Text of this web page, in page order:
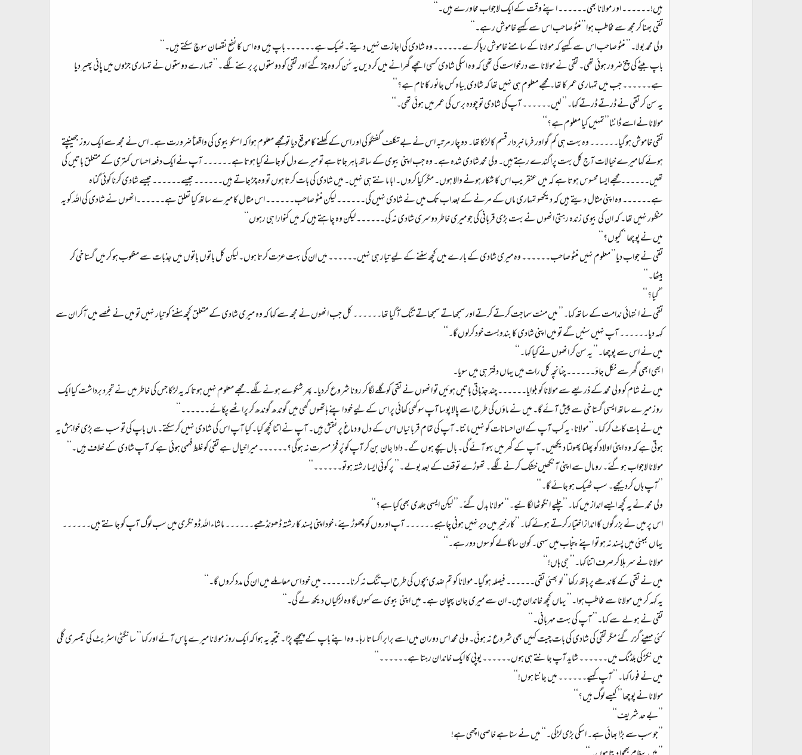
ہیں!۔۔۔۔۔۔ اور مولانا بھی۔۔۔۔۔۔ اپنے وقت کے ایک لاجواب محاورے ہیں۔‘‘
تقی بھنا کر مجھ سے مخاطب ہوا’’منٹو صاحب اس سے کہیے خاموش رہے۔‘‘
ولی محمد بولا۔’’ منٹو صاحب اس سے کہیے کہ مولانا کے سامنے خاموش رہا کرے۔۔۔۔۔۔ وہ شادی کی اجازت نہیں دیتے ۔ٹھیک ہے۔۔۔۔۔۔ باپ ہیں وہ اس کا نفع نقصان سوچ سکتے ہیں۔‘‘
باپ بیٹے کی چخ ضرور ہوئی تھی۔ تقی نے مولانا سے درخواست کی تھی کہ وہ اسکی شادی کسی اچھے گھرانے میں کر دیں یہ سُن کر وہ چڑ گئے اور تقی کو دوستوں پر برسنے لگے۔’’تمہارے دوستوں نے تمہاری جڑوں میں پانی پھیر دیا
ہے۔۔۔۔۔۔ جب میں تمہاری عمر کا تھا۔ مجھے معلوم ہی نہیں تھا کہ شادی بیاہ کس جانور کا نام ہے؟‘‘
یہ سن کر تقی نے ڈرتے ڈرتے کہا۔’’ لیں۔۔۔۔۔۔ آپ کی شادی تو چودہ برس کی عمر میں ہوئی تھی۔‘‘
مولانا نے اسے ڈانٹا’’تمہیں کیا معلوم ہے؟‘‘
تقی خاموش ہوگیا۔۔۔۔۔۔ وہ بہت ہی کم گو اور فرمانبردار قسم کا لڑکا تھا۔ دو چار مرتبہ اس نے بے تکلف گفتگو کی اور اس کے کھلنے کا موقع دیا تو مجھے معلوم ہوا کہ اسکو بیوی کی واقعتاً ضرورت ہے۔ اس نے مجھ سے ایک روز جھینپتے
ہوئے کہا میرے خیالات آج کل بہت پراگندے رہتے ہیں۔ ولی محمد شادی شدہ ہے۔ وہ جب اپنی بیوی کے ساتھ باہر جاتا ہے تو میرے دل کو جانے کیا ہوتا ہے۔۔۔۔۔۔ آپ نے ایک دفعہ احساس کمتری کے متعلق باتیں کی
تھیں۔۔۔۔۔۔ مجھے ایسا محسوس ہوتا ہے کہ میں عنقریب اس کا شکار ہونے والا ہوں۔ مگر کیا کروں۔ ابا مانتے ہی نہیں۔ میں شادی کی بات کرتا ہوں تو وہ چڑ جاتے ہیں۔۔۔۔۔۔ جیسے۔۔۔۔۔۔ جیسے شادی کرنا کوئی گناہ
ہے۔۔۔۔۔۔ وہ اپنی مثال دیتے ہیں کہ دیکھو تمہاری ماں کے مرنے کے بعد اب تک میں نے شادی نہیں کی۔۔۔۔۔۔ لیکن منٹو صاحب۔۔۔۔۔۔ اس مثال کا میرے ساتھ کیا تعلق ہے۔۔۔۔۔۔انھوں نے شادی کی اللہ کو یہ
منظور نہیں تھا۔ کہ ان کی بیوی زندہ رہتی انھوں نے بہت بڑی قربانی کی جو میری خاطر دوسری شادی نہ کی۔۔۔۔۔۔ لیکن وہ چاہتے ہیں کہ میں کنوارا ہی رہوں‘‘
میں نے پوچھا ’’کیوں؟‘‘
تقی نے جواب دیا’’ معلوم نہیں منٹو صاحب۔۔۔۔۔۔ وہ میری شادی کے بارے میں کچھ سننے کے لیے تیار ہی نہیں۔۔۔۔۔۔ میں ان کی بہت عزت کرتا ہوں۔ لیکن کل باتوں باتوں میں جذبات سے مغلوب ہو کر میں گستاخی کر
بیٹھا۔‘‘
’’کیا؟‘‘
تقی نے انتہائی ندامت کے ساتھ کہا۔’’ میں منت سماجت کرتے کرتے اور سمجھاتے سمجھاتے تنگ آگیا تھا۔۔۔۔۔۔ کل جب انھوں نے مجھ سے کہا کہ وہ میری شادی کے متعلق کچھ سننے کو تیار نہیں تو میں نے غصے میں آکر ان سے
کہہ دیا۔۔۔۔۔۔ آپ نہیں سنیں گے تو میں اپنی شادی کا بندوبست خود کرلوں گا۔‘‘
میں نے اس سے پوچھا۔’’ یہ سن کر انھوں نے کیا کہا۔‘‘
ابھی ابھی گھر سے نکل جاؤ۔۔۔۔۔۔ چنانچہ کل رات میں یہاں دفتر ہی میں سویا۔
میں نے شام کو ولی محمد کے ذریعے سے مولانا کو بلوایا۔۔۔۔۔۔ چند جذباتی باتیں ہوئیں تو انھوں نے تقی کو گلے لگا کر رونا شروع کردیا۔ پھر شکوے ہونے لگے۔ مجھے معلوم نہیں ہوتا کہ یہ لڑکا جس کی خاطر میں نے تجرد برداشت کیا ایک
روز میرے ساتھ ایسی گستاخی سے پیش آئے گا۔ میں نے ماؤں کی طرح اسے پالا پوسا آپ سوکھی کھائی پر اس کے لیے خود اپنے ہاتھوں گھی میں گوندھ گوندھ کر پراٹھے پکائے۔۔۔۔۔۔‘‘
میں نے بات کاٹ کر کہا۔’’ مولانا، یہ کب آپ کے ان احسانات کو نہیں مانتا۔ آپ کی تمام قربانیاں اس کے دل و دماغ پر نقش ہیں۔ آپ نے اتنا کچھ کیا۔ کیا آپ اس کی شادی نہیں کرسکتے۔ ماں باپ کی تو سب سے بڑی خواہش یہ
ہوتی ہے کہ وہ اپنی اولاد کو پھلتا پھولتا دیکھیں۔ آپ کے گھر میں بہو آئے گی۔ بال بچے ہوں گے۔ دادا جان بن کر آپ کو پُر فخر مسرت نہ ہوگی؟۔۔۔۔۔۔ میرا خیال ہے تقی کو غلط فہمی ہوئی ہے کہ آپ شادی کے خلاف ہیں۔‘‘
مولانا لاجواب ہوگئے۔ رومال سے اپنی آنکھیں خشک کرنے لگے۔ تھوڑے توقف کے بعد بولے۔’’ پر کوئی ایسا رشتہ ہوتو۔۔۔۔۔۔‘‘
’’آپ ہاں کردیجیے۔ سب ٹھیک ہو جائے گا۔‘‘
ولی محمد نے یہ کچھ ایسے انداز میں کہا۔’’چلیے انگوٹھا لگائیے۔‘‘ مولانا بدل گئے۔’’ لیکن ایسی جلدی بھی کیا ہے؟‘‘
اس پر میں نے بزرگوں کا انداز اختیار کرتے ہوئے کہا۔’’کار خیر میں دیر نہیں ہونی چاہیے۔۔۔۔۔۔ آپ اوروں کو چھوڑیئے، خود اپنی پسند کا رشتہ ڈھونڈھیے۔۔۔۔۔۔ ماشاء اللہ ڈونگری میں سب لوگ آپ کو جانتے ہیں۔۔۔۔۔۔
یہاں بمبئی میں پسند نہ ہو تو اپنے پنجاب میں سہی۔ کون سا گالے کوسوں دور ہے۔‘‘
مولانا نے سر ہلا کر صرف اتنا کہا۔’’ جی ہاں!‘‘
میں نے تقی کے کاندھے پر ہاتھ رکھا’’ لو بھئی تقی۔۔۔۔۔۔ فیصلہ ہوگیا۔ مولانا کو تم ضدی بچوں کی طرح اب تنگ نہ کرنا۔۔۔۔۔۔ میں خود اس معاملے میں ان کی مدد کروں گا۔‘‘
یہ کہہ کر میں مولانا سے مخاطب ہوا۔’’ یہاں کچھ خاندان ہیں۔ ان سے میری جان پہچان ہے۔ میں اپنی بیوی سے کہوں گا وہ لڑکیاں دیکھ لے گی۔‘‘
تقی نے ہولے سے کہا۔’’ آپ کی بہت مہربانی۔‘‘
کئی مہینے گزر گئے مگر تقی کی شادی کی بات چیت کہیں بھی شروع نہ ہوئی۔ ولی محمد اس دوران میں اسے برابر اکساتا رہا۔ وہ اپنے باپ کے پیچھے پڑا ۔ نتیجہ یہ ہوا کہ ایک روز مولانا میرے پاس آئے اور کہا’’ سانگٹی اسٹریٹ کی تیسری گلی
میں نکڑ کی بلڈنگ میں۔۔۔۔۔۔ شاید آپ جانتے ہی ہوں۔۔۔۔۔۔ یوپی کا ایک خاندان رہتا ہے۔۔۔۔۔۔‘‘
میں نے فوراً کہا۔’’ آپ کہیے۔۔۔۔۔۔ میں جانتا ہوں!‘‘
مولانا نے پوچھا’’ کیسے لوگ ہیں؟‘‘
’’بے حد شریف‘‘
’’جو سب سے بڑا بھائی ہے۔ اسکی بڑی لڑکی۔‘‘ میں نے سنا ہے خاصی اچھی ہے!